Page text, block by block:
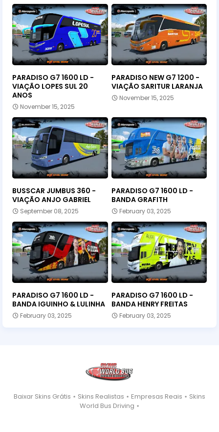
PARADISO G7 1600 LD -
VIAÇÃO LOPES SUL 20
ANOS
November 15, 2025
PARADISO NEW G7 1200 -
VIAÇÃO SARITUR LARANJA
November 15, 2025
BUSSCAR JUMBUS 360 -
VIAÇÃO ANJO GABRIEL
September 08, 2025
PARADISO G7 1600 LD -
BANDA GRAFITH
February 03, 2025
PARADISO G7 1600 LD -
BANDA IGUINHO & LULINHA
February 03, 2025
PARADISO G7 1600 LD -
BANDA HENRY FREITAS
February 03, 2025
Baixar Skins Grátis ⋆ Skins Realistas ⋆ Empresas Reais ⋆ Skins
World Bus Driving ⋆